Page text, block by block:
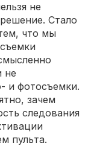
не
Стало
что мы
не
и фотосъемки.
зачем
следования
пульта.